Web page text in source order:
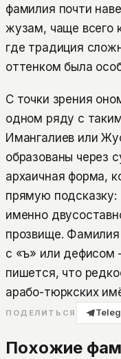
фамилия почти
жузам, чаще всего
где традиция
оттенком была
С точки зрения
одном ряду с
Имангалиев или
образованы через
архаичная форма,
прямую подсказку:
именно
прозвище. Фамилия
с «ъ» или дефисом
пишется, что
арабо-тюркских
ПОДЕЛИТЬСЯ
Похожие